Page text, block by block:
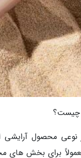
چیست؟
نوعی محصول آرایشی
برای بخش های